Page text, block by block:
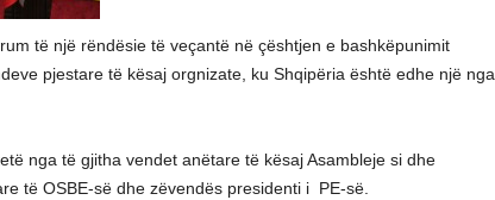
të një rëndësie të veçantë në çështjen e bashkëpunimit
pjestare të kësaj orgnizate, ku Shqipëria është edhe një nga
nga të gjitha vendet anëtare të kësaj Asambleje si dhe
të OSBE-së dhe zëvendës presidenti i PE-së.